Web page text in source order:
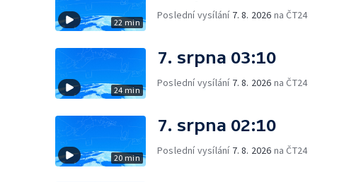
22 min
Poslední vysílání 7. 8. 2026 na ČT24
24 min
7. srpna 03:10
Poslední vysílání 7. 8. 2026 na ČT24
20 min
7. srpna 02:10
Poslední vysílání 7. 8. 2026 na ČT24